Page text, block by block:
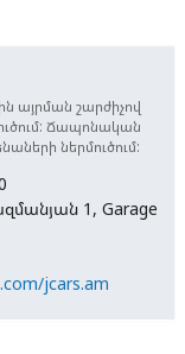
այրման շարժիչով
Ճապոնական
ներմուծում:
1, Garage
jcars.am